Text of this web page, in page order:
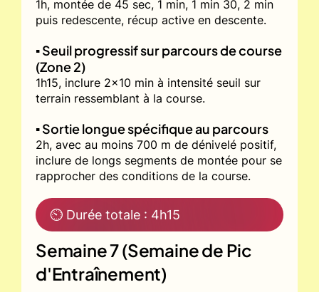
1h, montée de 45 sec, 1 min, 1 min 30, 2 min
puis redescente, récup active en descente.
▪️ Seuil progressif sur parcours de course
(Zone 2)
1h15, inclure 2x10 min à intensité seuil sur
terrain ressemblant à la course.
▪️ Sortie longue spécifique au parcours
2h, avec au moins 700 m de dénivelé positif,
inclure de longs segments de montée pour se
rapprocher des conditions de la course.
⏲ Durée totale : 4h15
Semaine 7 (Semaine de Pic
d'Entraînement)